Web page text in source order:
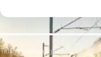
Tidligste avgang: